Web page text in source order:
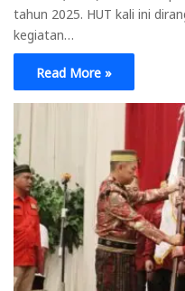
tahun 2025. HUT kali ini
kegiatan…
Read More »